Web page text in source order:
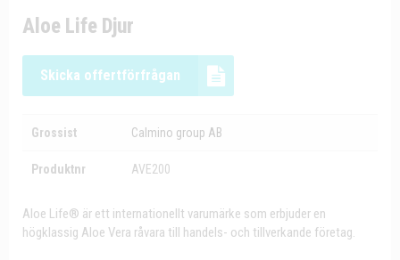
Aloe Life Djur
Skicka offertförfrågan
Grossist Calmino group AB
Produktnr AVE200
Aloe Life® är ett internationellt varumärke som erbjuder en
högklassig Aloe Vera råvara till handels- och tillverkande företag.